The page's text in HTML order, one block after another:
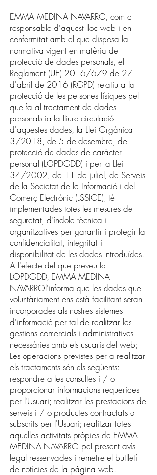
EMMA MEDINA NAVARRO, com a
responsable d'aquest lloc web i en
conformitat amb el que disposa la
normativa vigent en matèria de
protecció de dades personals, el
Reglament (UE) 2016/679 de 27
d'abril de 2016 (RGPD) relatiu a la
protecció de les persones físiques pel
que fa al tractament de dades
personals ia la lliure circulació
d'aquestes dades, la Llei Orgànica
3/2018, de 5 de desembre, de
protecció de dades de caràcter
personal (LOPDGDD) i per la Llei
34/2002, de 11 de juliol, de Serveis
de la Societat de la Informació i del
Comerç Electrònic (LSSICE), té
implementades totes les mesures de
seguretat, d'índole tècnica i
organitzatives per garantir i protegir la
confidencialitat, integritat i
disponibilitat de les dades introduïdes.
A l'efecte del que preveu la
LOPDGDD, EMMA MEDINA
NAVARROl'informa que les dades que
voluntàriament ens està facilitant seran
incorporades als nostres sistemes
d'informació per tal de realitzar les
gestions comercials i administratives
necessàries amb els usuaris del web;
Les operacions previstes per a realitzar
els tractaments són els següents:
respondre a les consultes i / o
proporcionar informacions requerides
per l'Usuari; realitzar les prestacions de
serveis i / o productes contractats o
subscrits per l'Usuari; realitzar totes
aquelles activitats pròpies de EMMA
MEDINA NAVARRO pel present avís
legal ressenyades i remetre el butlletí
de notícies de la pàgina web.